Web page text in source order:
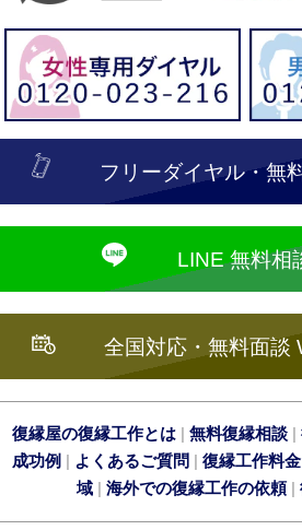
フリーダイヤル・無
LINE 無料相
全国対応・無料面談
復縁屋の復縁工作とは | 無料復縁相談 |
成功例 | よくあるご質問 | 復縁工作料金
域| 海外での復縁工作の依頼|